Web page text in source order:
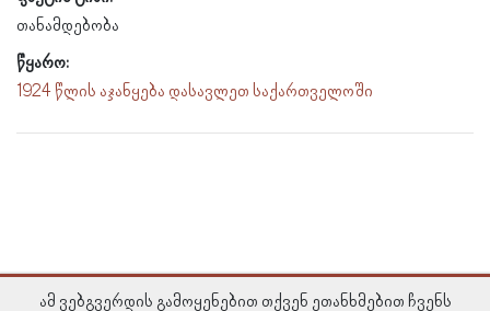
თანამდებობა
წყარო:
1924 წლის აჯანყება დასავლეთ საქართველოში
ამ ვებგვერდის გამოყენებით თქვენ ეთანხმებით ჩვენს